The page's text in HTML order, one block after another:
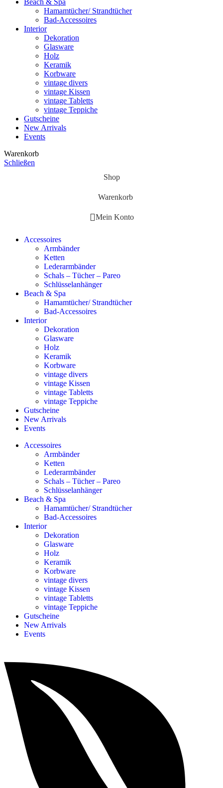
Beach & Spa
Hamamtücher/ Strandtücher
Bad-Accessoires
Interior
Dekoration
Glasware
Holz
Keramik
Korbware
vintage divers
vintage Kissen
vintage Tabletts
vintage Teppiche
Gutscheine
New Arrivals
Events
Warenkorb
Schließen
Shop
Warenkorb
Mein Konto
Accessoires
Armbänder
Ketten
Lederarmbänder
Schals – Tücher – Pareo
Schlüsselanhänger
Beach & Spa
Hamamtücher/ Strandtücher
Bad-Accessoires
Interior
Dekoration
Glasware
Holz
Keramik
Korbware
vintage divers
vintage Kissen
vintage Tabletts
vintage Teppiche
Gutscheine
New Arrivals
Events
Accessoires
Armbänder
Ketten
Lederarmbänder
Schals – Tücher – Pareo
Schlüsselanhänger
Beach & Spa
Hamamtücher/ Strandtücher
Bad-Accessoires
Interior
Dekoration
Glasware
Holz
Keramik
Korbware
vintage divers
vintage Kissen
vintage Tabletts
vintage Teppiche
Gutscheine
New Arrivals
Events